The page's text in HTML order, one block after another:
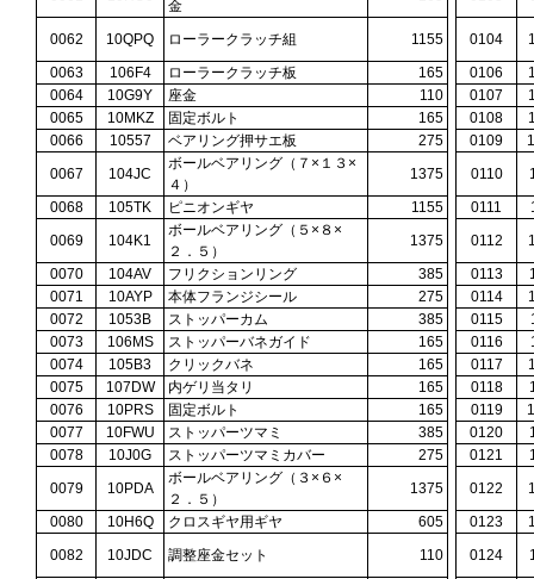
金
0062 10QPQ ローラークラッチ組 1155 0104
0063
106F4 ローラークラッチ板 165 0106
0064
10G9Y 座金 110 0107
0065
10MKZ 固定ボルト 165 0108
0066
10557 ベアリング押サエ板 275 0109
0067
104JC
ボールベアリング（７×１３×
４）
1375 0110
0068
105TK ピニオンギヤ 1155 0111
0069
104K1
ボールベアリング（５×８×
２．５）
1375 0112
0070
104AV フリクションリング 385 0113
0071
10AYP 本体フランジシール 275 0114
0072
1053B ストッパーカム 385 0115
0073
106MS ストッパーバネガイド 165 0116
0074
105B3 クリックバネ 165 0117
0075
107DW 内ゲリ当タリ 165 0118
0076
10PRS 固定ボルト 165 0119
0077
10FWU ストッパーツマミ 385 0120
0078
10J0G ストッパーツマミカバー 275 0121
0079
10PDA
ボールベアリング（３×６×
２．５）
1375 0122
0080
10H6Q クロスギヤ用ギヤ 605 0123
0082
10JDC 調整座金セット 110 0124